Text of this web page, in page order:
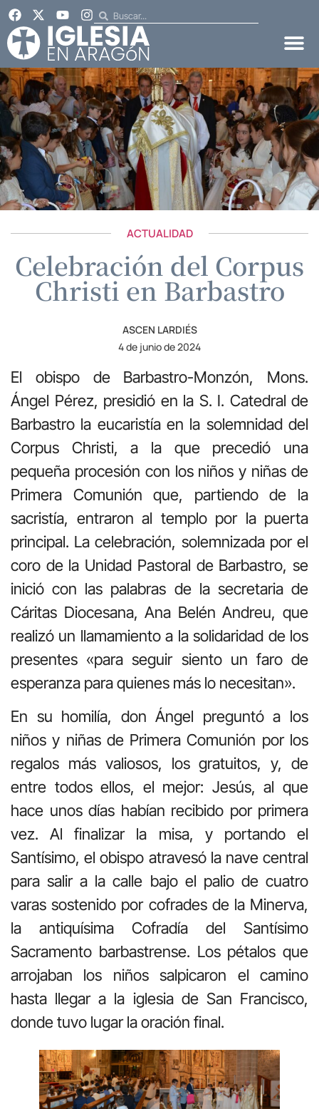
ACTUALIDAD
Celebración del Corpus
Christi en Barbastro
ASCEN LARDIÉS
4 de junio de 2024
El obispo de Barbastro-Monzón, Mons.
Ángel Pérez, presidió en la S. I. Catedral de
Barbastro la eucaristía en la solemnidad del
Corpus Christi, a la que precedió una
pequeña procesión con los niños y niñas de
Primera Comunión que, partiendo de la
sacristía, entraron al templo por la puerta
principal. La celebración, solemnizada por el
coro de la Unidad Pastoral de Barbastro, se
inició con las palabras de la secretaria de
Cáritas Diocesana, Ana Belén Andreu, que
realizó un llamamiento a la solidaridad de los
presentes «para seguir siento un faro de
esperanza para quienes más lo necesitan».
En su homilía, don Ángel preguntó a los
niños y niñas de Primera Comunión por los
regalos más valiosos, los gratuitos, y, de
entre todos ellos, el mejor: Jesús, al que
hace unos días habían recibido por primera
vez. Al finalizar la misa, y portando el
Santísimo, el obispo atravesó la nave central
para salir a la calle bajo el palio de cuatro
varas sostenido por cofrades de la Minerva,
la antiquísima Cofradía del Santísimo
Sacramento barbastrense. Los pétalos que
arrojaban los niños salpicaron el camino
hasta llegar a la iglesia de San Francisco,
donde tuvo lugar la oración final.